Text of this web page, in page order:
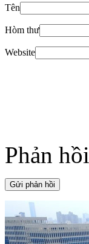
Tên
Hòm thư
Website
Phản hồi